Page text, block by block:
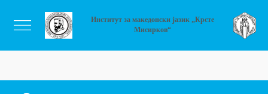
Институт за македонски јазик „Крсте
Мисирков“